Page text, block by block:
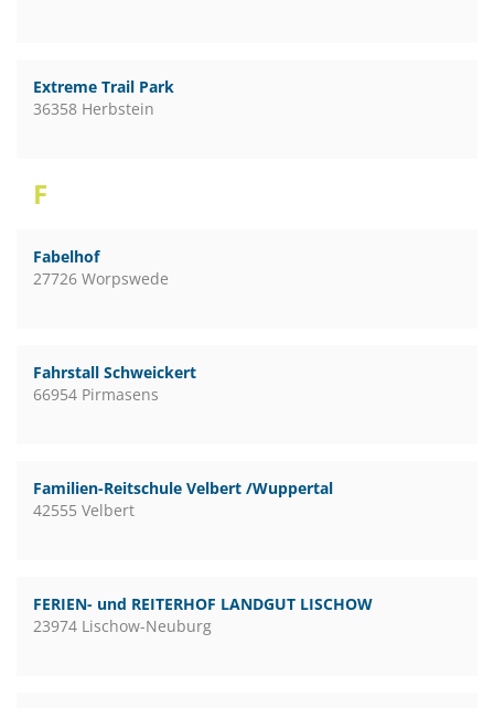
Extreme Trail Park
36358 Herbstein
F
Fabelhof
27726 Worpswede
Fahrstall Schweickert
66954 Pirmasens
Familien-Reitschule Velbert /Wuppertal
42555 Velbert
FERIEN- und REITERHOF LANDGUT LISCHOW
23974 Lischow-Neuburg